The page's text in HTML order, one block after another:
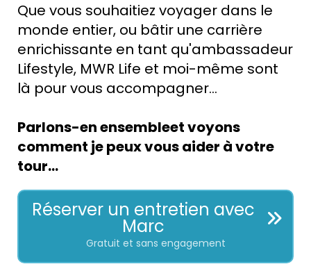
Que vous souhaitiez voyager dans le
monde entier, ou bâtir une carrière
enrichissante en tant qu'ambassadeur
Lifestyle, MWR Life et moi-même sont
là pour vous accompagner...
Parlons-en ensembleet voyons
comment je peux vous aider à votre
tour...
Réserver un entretien avec
Marc
Gratuit et sans engagement